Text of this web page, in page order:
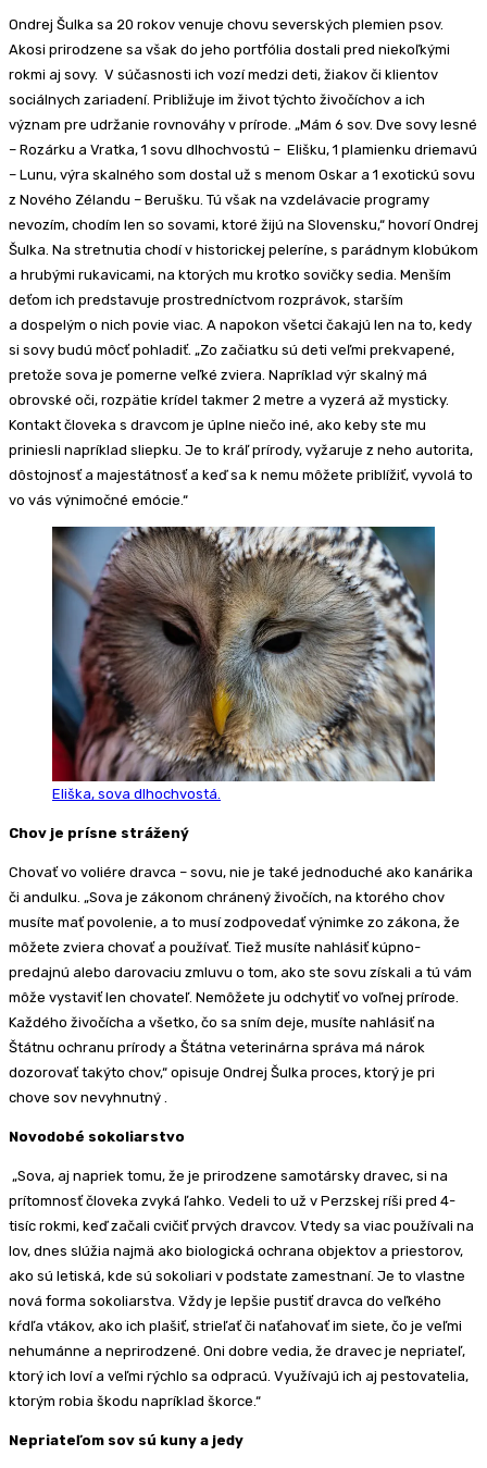
Ondrej Šulka sa 20 rokov venuje chovu severských plemien psov.
Akosi prirodzene sa však do jeho portfólia dostali pred niekoľkými
rokmi aj sovy. V súčasnosti ich vozí medzi deti, žiakov či klientov
sociálnych zariadení. Približuje im život týchto živočíchov a ich
význam pre udržanie rovnováhy v prírode. „Mám 6 sov. Dve sovy lesné
– Rozárku a Vratka, 1 sovu dlhochvostú – Elišku, 1 plamienku driemavú
– Lunu, výra skalného som dostal už s menom Oskar a 1 exotickú sovu
z Nového Zélandu – Berušku. Tú však na vzdelávacie programy
nevozím, chodím len so sovami, ktoré žijú na Slovensku,“ hovorí Ondrej
Šulka. Na stretnutia chodí v historickej peleríne, s parádnym klobúkom
a hrubými rukavicami, na ktorých mu krotko sovičky sedia. Menším
deťom ich predstavuje prostredníctvom rozprávok, starším
a dospelým o nich povie viac. A napokon všetci čakajú len na to, kedy
si sovy budú môcť pohladiť. „Zo začiatku sú deti veľmi prekvapené,
pretože sova je pomerne veľké zviera. Napríklad výr skalný má
obrovské oči, rozpätie krídel takmer 2 metre a vyzerá až mysticky.
Kontakt človeka s dravcom je úplne niečo iné, ako keby ste mu
priniesli napríklad sliepku. Je to kráľ prírody, vyžaruje z neho autorita,
dôstojnosť a majestátnosť a keď sa k nemu môžete priblížiť, vyvolá to
vo vás výnimočné emócie.“
Eliška, sova dlhochvostá.
Chov je prísne strážený
Chovať vo voliére dravca – sovu, nie je také jednoduché ako kanárika
či andulku. „Sova je zákonom chránený živočích, na ktorého chov
musíte mať povolenie, a to musí zodpovedať výnimke zo zákona, že
môžete zviera chovať a používať. Tiež musíte nahlásiť kúpno-
predajnú alebo darovaciu zmluvu o tom, ako ste sovu získali a tú vám
môže vystaviť len chovateľ. Nemôžete ju odchytiť vo voľnej prírode.
Každého živočícha a všetko, čo sa sním deje, musíte nahlásiť na
Štátnu ochranu prírody a Štátna veterinárna správa má nárok
dozorovať takýto chov,“ opisuje Ondrej Šulka proces, ktorý je pri
chove sov nevyhnutný .
Novodobé sokoliarstvo
„Sova, aj napriek tomu, že je prirodzene samotársky dravec, si na
prítomnosť človeka zvyká ľahko. Vedeli to už v Perzskej ríši pred 4-
tisíc rokmi, keď začali cvičiť prvých dravcov. Vtedy sa viac používali na
lov, dnes slúžia najmä ako biologická ochrana objektov a priestorov,
ako sú letiská, kde sú sokoliari v podstate zamestnaní. Je to vlastne
nová forma sokoliarstva. Vždy je lepšie pustiť dravca do veľkého
kŕdľa vtákov, ako ich plašiť, strieľať či naťahovať im siete, čo je veľmi
nehumánne a neprirodzené. Oni dobre vedia, že dravec je nepriateľ,
ktorý ich loví a veľmi rýchlo sa odpracú. Využívajú ich aj pestovatelia,
ktorým robia škodu napríklad škorce.“
Nepriateľom sov sú kuny a jedy